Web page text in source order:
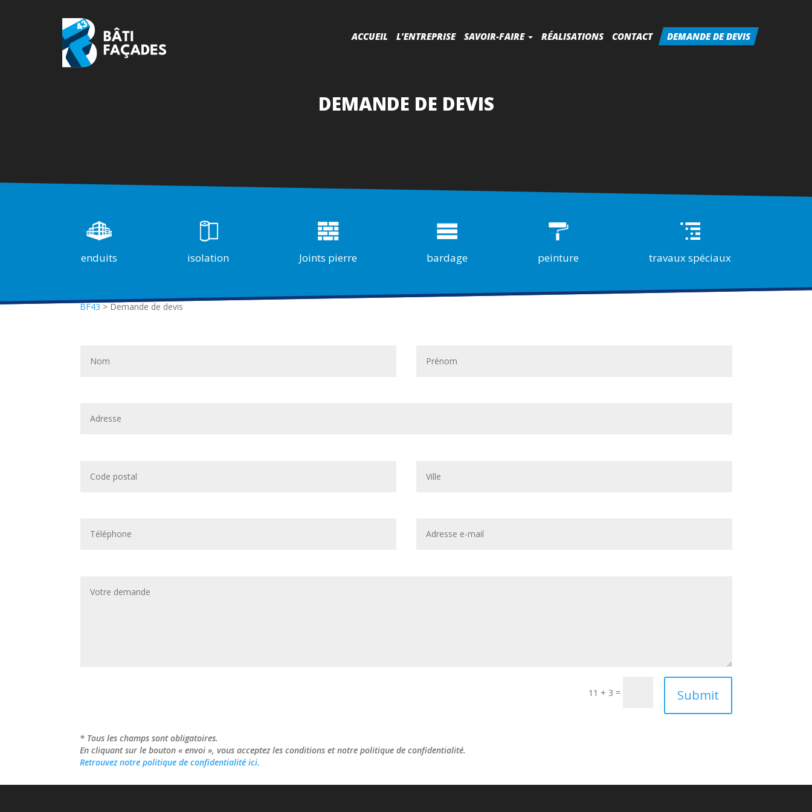
ACCUEIL L’ENTREPRISE SAVOIR-FAIRE RÉALISATIONS CONTACT DEMANDE DE DEVIS
DEMANDE DE DEVIS
enduits isolation Joints pierre bardage peinture travaux spéciaux
BF43 > Demande de devis
11 + 3 = Submit
* Tous les champs sont obligatoires.
En cliquant sur le bouton « envoi », vous acceptez les conditions et notre politique de confidentialité.
Retrouvez notre politique de confidentialité ici.